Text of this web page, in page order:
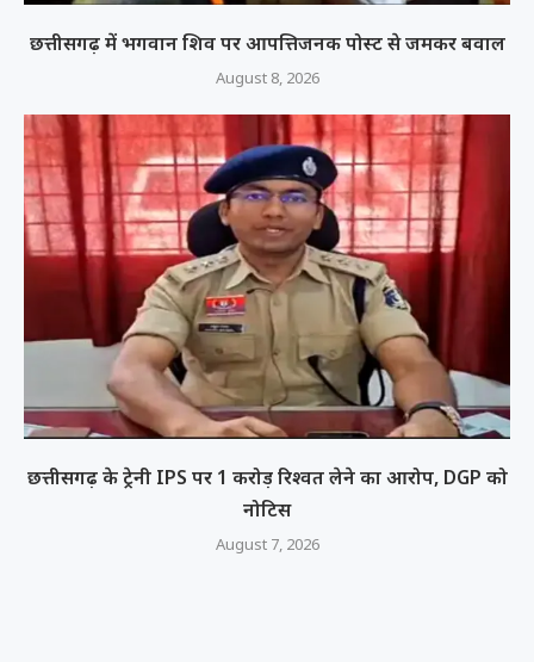
छत्तीसगढ़ में भगवान शिव पर आपत्तिजनक पोस्ट से जमकर बवाल
August 8, 2026
छत्तीसगढ़ के ट्रेनी IPS पर 1 करोड़ रिश्वत लेने का आरोप, DGP को
नोटिस
August 7, 2026